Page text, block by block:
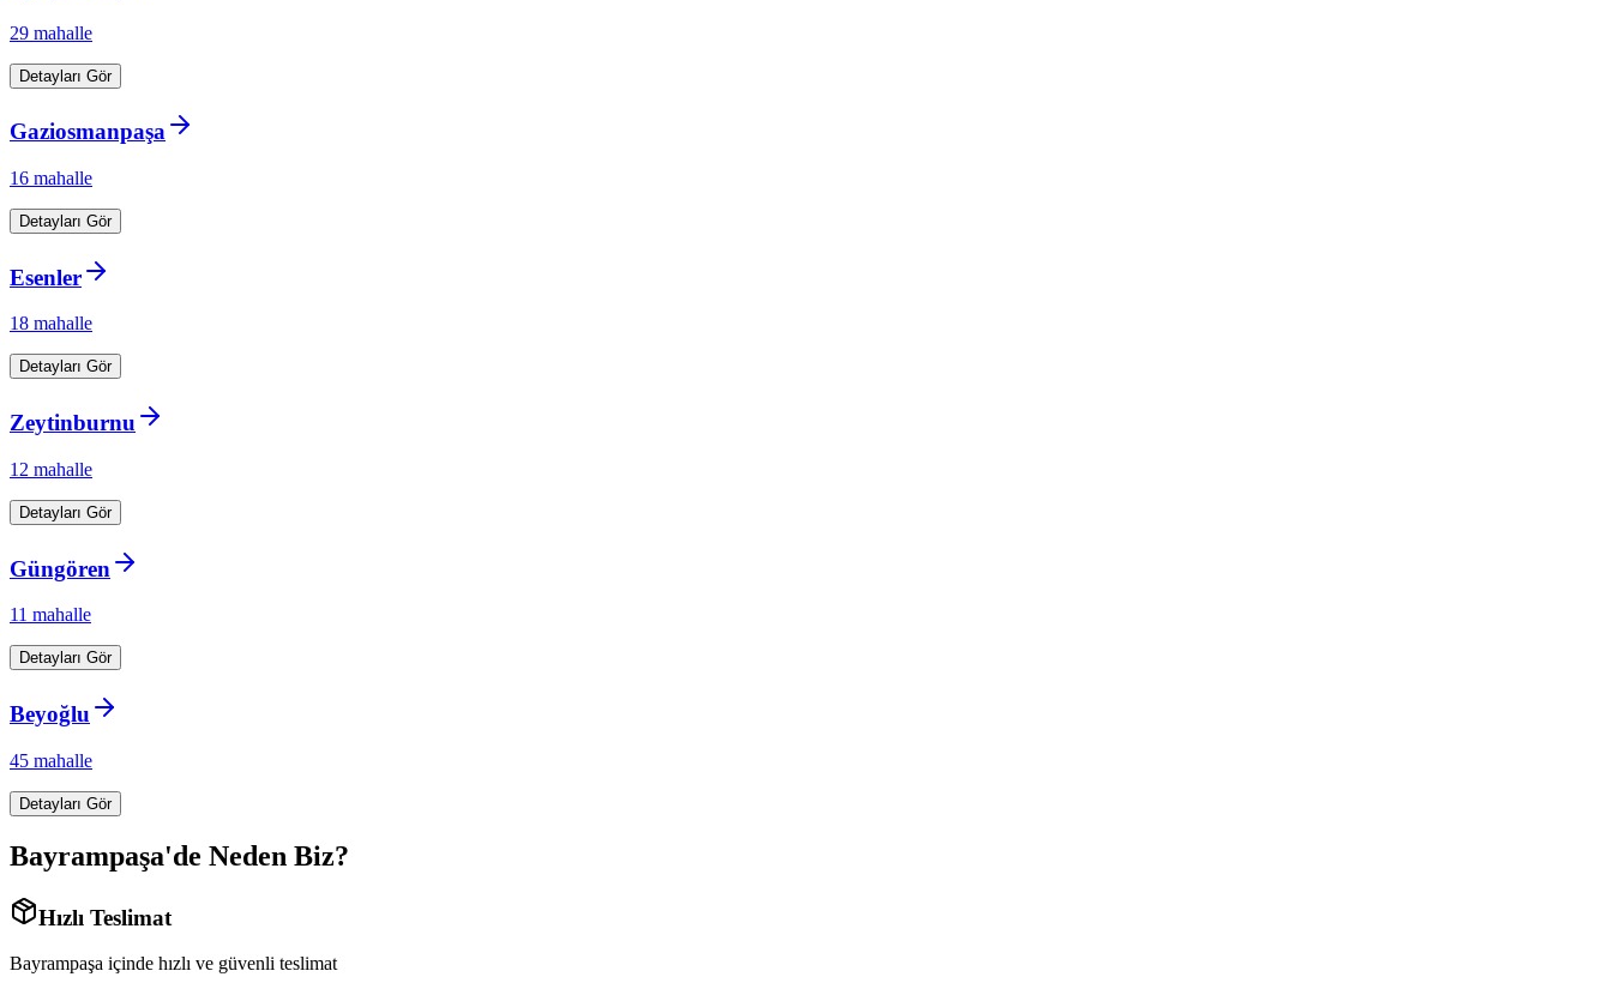
29 mahalle
Detayları Gör
Gaziosmanpaşa
16 mahalle
Detayları Gör
Esenler
18 mahalle
Detayları Gör
Zeytinburnu
12 mahalle
Detayları Gör
Güngören
11 mahalle
Detayları Gör
Beyoğlu
45 mahalle
Detayları Gör
Bayrampaşa'de Neden Biz?
Hızlı Teslimat
Bayrampaşa içinde hızlı ve güvenli teslimat